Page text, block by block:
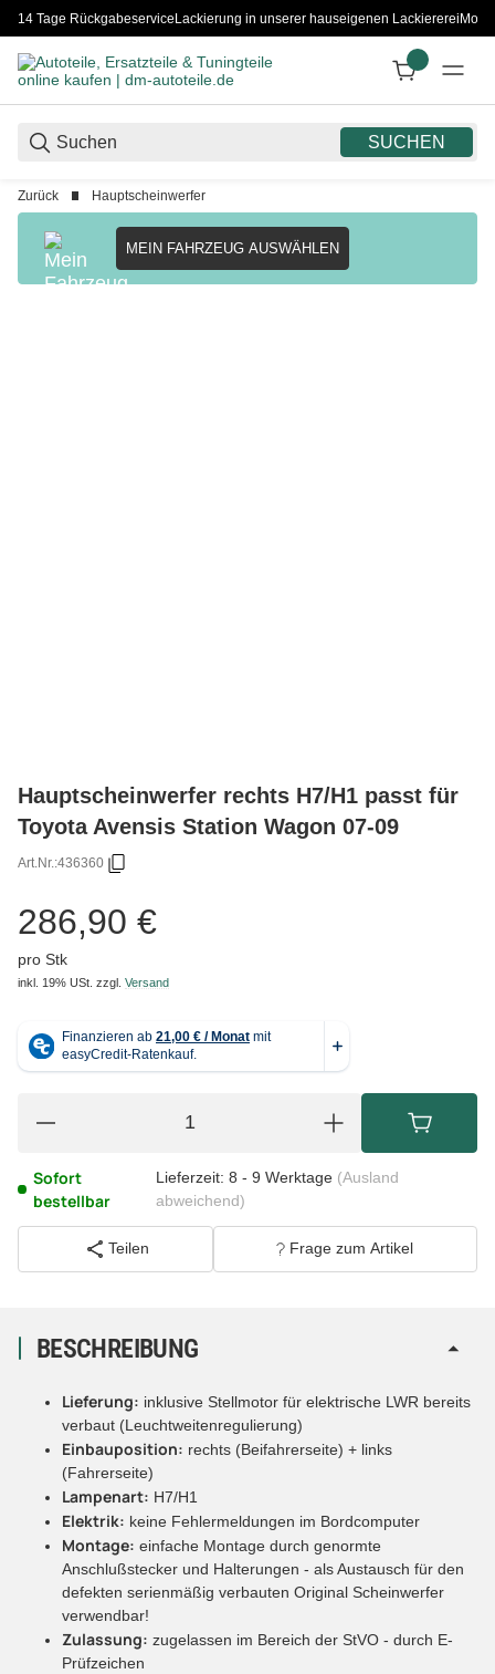
14 Tage RückgabeserviceLackierung in unserer hauseigenen Lackiererei
SUCHEN
Zurück Hauptscheinwerfer
MEIN FAHRZEUG AUSWÄHLEN
Hauptscheinwerfer rechts H7/H1 passt für
Toyota Avensis Station Wagon 07-09
Art.Nr.:436360
286,90 €
pro Stk
inkl. 19% USt. zzgl. Versand
Sofort
bestellbar
Lieferzeit: 8 - 9 Werktage (Ausland
abweichend)
Teilen Frage zum Artikel
BESCHREIBUNG
Lieferung: inklusive Stellmotor für elektrische LWR bereits
verbaut (Leuchtweitenregulierung)
Einbauposition: rechts (Beifahrerseite) + links
(Fahrerseite)
Lampenart: H7/H1
Elektrik: keine Fehlermeldungen im Bordcomputer
Montage: einfache Montage durch genormte
Anschlußstecker und Halterungen - als Austausch für den
defekten serienmäßig verbauten Original Scheinwerfer
verwendbar!
Zulassung: zugelassen im Bereich der StVO - durch E-
Prüfzeichen